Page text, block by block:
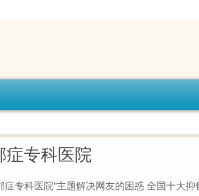
症专科医院
症专科医院”主题解决网友的困惑 全国十大